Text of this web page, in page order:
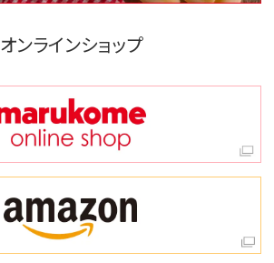
オンラインショップ